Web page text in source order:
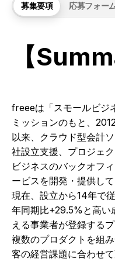
募集要項 応募フォー
【
freeeは「スモールビジ
ミッションのもと、
以来、クラウド型会計
社設立支援、プロジェ
ビジネスのバックオフ
ービスを開発・提供して
現在、設立から14年で
年同期比+29.5%と高い
える事業者が登録する
複数のプロダクトを組
客の経営課題に合わせ